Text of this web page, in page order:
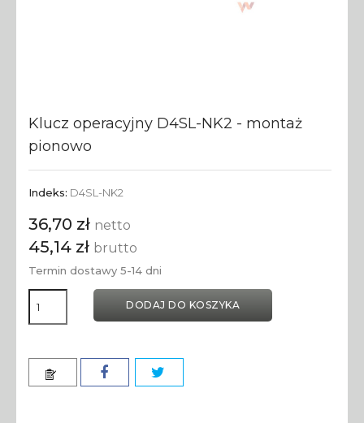
Klucz operacyjny D4SL-NK2 - montaż
pionowo
Indeks: D4SL-NK2
36,70 zł netto
45,14 zł brutto
Termin dostawy 5-14 dni
DODAJ DO KOSZYKA